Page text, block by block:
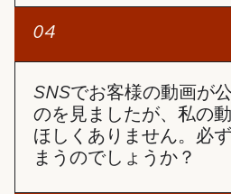
番号とメールアドレスを入力
ることができます。完成した
（
ださい。注文番号をお知らせ
対応させていただきます。
AIで作成しているため現時点
合があります。 しかし、でき
に近い動画を制作できるよう
ただきます。
04
SNSでお客様の動画が
のを見ましたが、私の
ほしくありません。必
まうのでしょうか？